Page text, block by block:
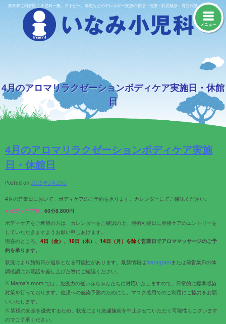
Skip東京都世田谷区｜小児科一般、アトピー、喘息などのアレルギー疾患の管理・治療・乳児検診・育児相談・予防接種
メニュー
4月のアロマリラクゼーションボディケア実施日・休館
日
4月のアロマリラクゼーションボディケア実施
日・休館日
Posted on 2025年3月29日
4月の営業日において、ボディケアのご予約を承ります。カレンダーにてご確認ください。
■ ボディケア料 : 60分8,800円
ボディケアをご希望の方は、カレンダーをご確認の上、施術可能日に産後ケアのエントリーを
していただきますようお願い申しあげます。
現在のところ、 4日（金）、10日（木）、14日（月）を除く 営業日でアロママッサージのご予
約を承ります。
状況により施術日が追加となる可能性があります。最新情報はInstagramまたは前営業日の体
調確認にお電話を差し上げた際にご確認ください。
※ Mama’s room では、免疫力の低い赤ちゃんたちに対応いたしますので、日常的に標準感染
対策を行っております。他児への感染予防のためにも、マスク着用でのご利用にご協力をお願
いいたします。
※ 皆様の安全を優先するため、状況により急遽施術を中止させていただく可能性もございます
のでご了承ください。